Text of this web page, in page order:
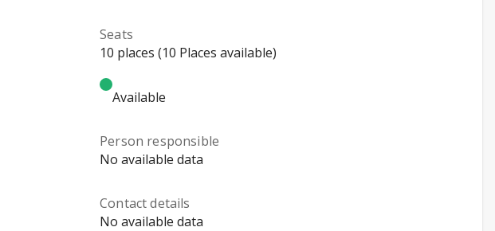
Seats
10 places (10 Places available)
Available
Person responsible
No available data
Contact details
No available data